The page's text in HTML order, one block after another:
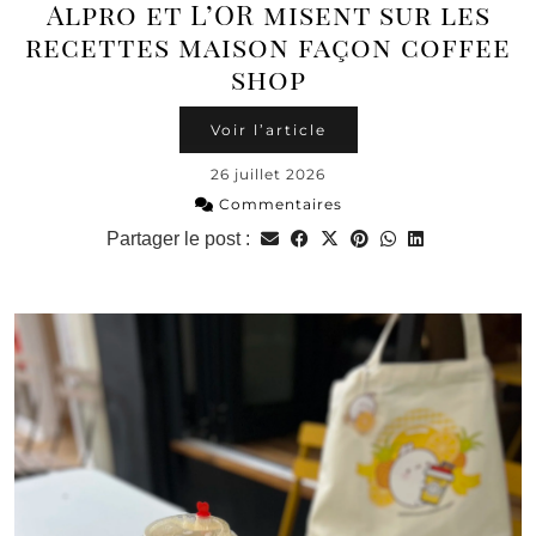
Alpro et L’OR misent sur les
recettes maison façon coffee
shop
Voir l’article
26 juillet 2026
Commentaires
Partager le post :